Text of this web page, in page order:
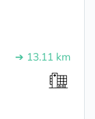
➔ 13.11 km